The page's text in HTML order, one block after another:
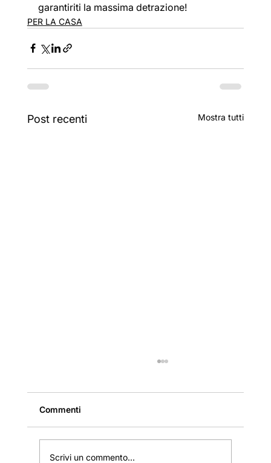
garantiriti la massima detrazione!
PER LA CASA
Post recenti Mostra tutti
Commenti
Scrivi un commento...